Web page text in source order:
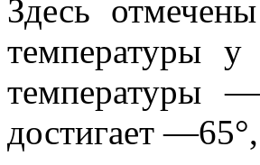
Здесь
температуры
температу­ры
достигает